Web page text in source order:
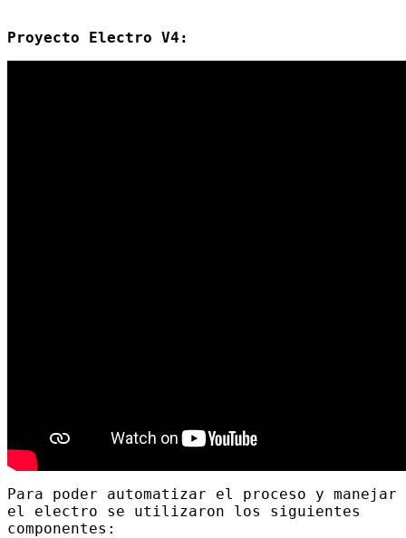
Proyecto Electro V4:
Para poder automatizar el proceso y manejar
el electro se utilizaron los siguientes
componentes: